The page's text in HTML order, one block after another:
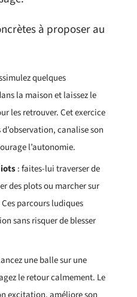
à proposer au
quelques
la maison et laissez le
les retrouver. Cet exercice
canalise son
l’autonomie.
: faites-lui traverser de
des plots ou marcher sur
parcours ludiques
sans risquer de blesser
une balle sur une
le retour calmement. Le